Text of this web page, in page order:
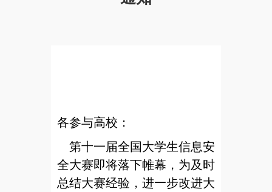
各参与高校：
第十一届全国大学生信息安
全大赛即将落下帷幕，为及时
总结大赛经验，进一步改进大